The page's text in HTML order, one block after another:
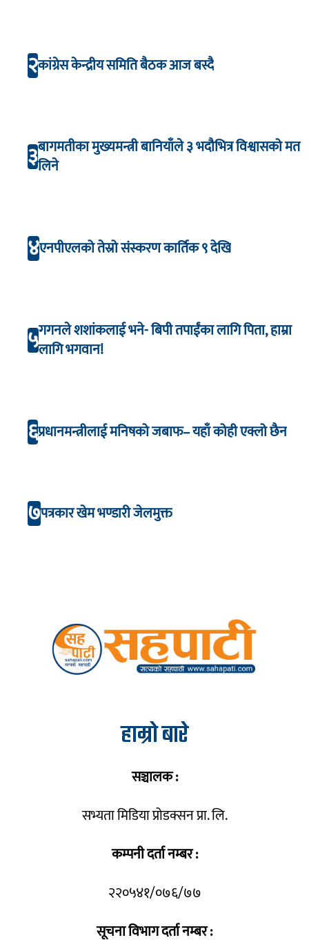
२कांग्रेस केन्द्रीय समिति बैठक आज बस्दै
३बागमतीका मुख्यमन्त्री बानियाँले ३ भदौभित्र विश्वासको मत
लिने
४एनपीएलको तेस्रो संस्करण कार्तिक ९ देखि
५गगनले शशांकलाई भने- बिपी तपाईंका लागि पिता, हाम्रा
लागि भगवान!
६प्रधानमन्त्रीलाई मनिषको जबाफ– यहाँ कोही एक्लो छैन
७पत्रकार खेम भण्डारी जेलमुक्त
हाम्रो बारे
सञ्चालक :
सभ्यता मिडिया प्रोडक्सन प्रा. लि.
कम्पनी दर्ता नम्बर :
२२०५४१/०७६/७७
सूचना विभाग दर्ता नम्बर :